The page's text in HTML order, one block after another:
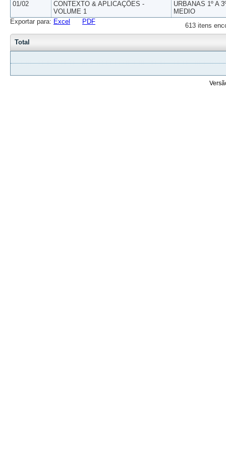
01/02
CONTEXTO & APLICAÇÕES -
VOLUME 1
URBANAS 1º A
MEDIO
613 itens
Exportar para: Excel PDF
Total